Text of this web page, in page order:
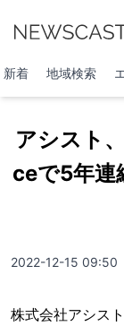
新着 地域検索
アシスト
ceで5年連
2022-12-15 09:50
株式会社アシス